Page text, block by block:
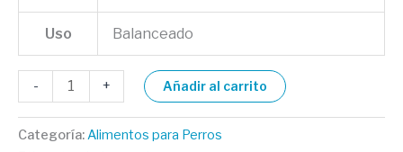
Uso Balanceado
- + Añadir al carrito
Categoría:Alimentos para Perros